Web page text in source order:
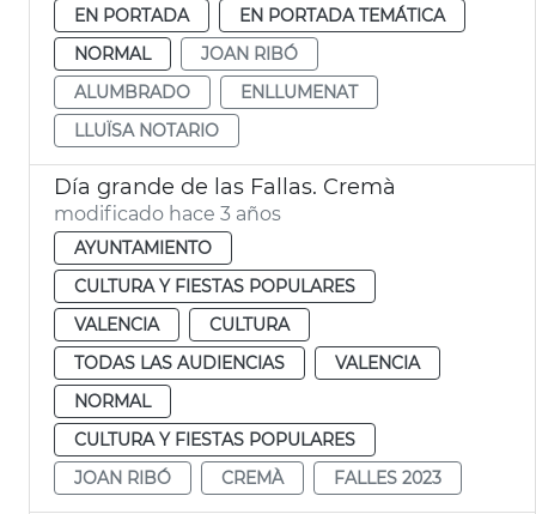
EN PORTADA
EN PORTADA TEMÁTICA
NORMAL
JOAN RIBÓ
ALUMBRADO
ENLLUMENAT
LLUÏSA NOTARIO
Día grande de las Fallas. Cremà
modificado hace 3 años
AYUNTAMIENTO
CULTURA Y FIESTAS POPULARES
VALENCIA
CULTURA
TODAS LAS AUDIENCIAS
VALENCIA
NORMAL
CULTURA Y FIESTAS POPULARES
JOAN RIBÓ
CREMÀ FALLES 2023